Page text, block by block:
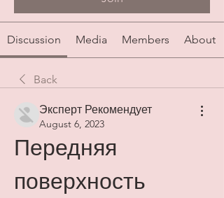
Discussion Media Members About
Back
Эксперт Рекомендует
August 6, 2023
Передняя
поверхность